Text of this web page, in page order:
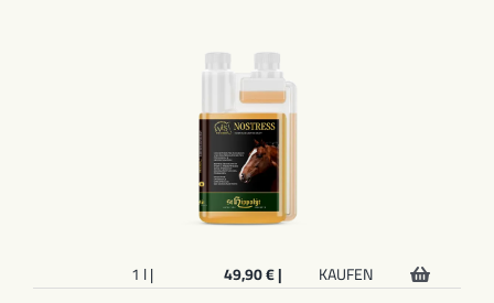
1 l | 49,90 € | KAUFEN